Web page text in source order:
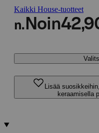
Kaikki House-tuotteet
n. Noin
Lisää
keraamisella